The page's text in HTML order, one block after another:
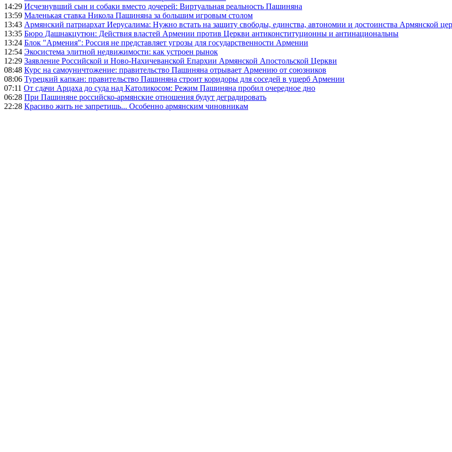
14:29 Исчезнувший сын и собаки вместо дочерей: Виртуальная реальность Пашиняна
13:59 Маленькая ставка Никола Пашиняна за большим игровым столом
13:43 Армянский патриархат Иерусалима: Нужно встать на защиту свободы, единства, автономии и достоинства Армянской
13:35 Бюро Дашнакцутюн: Действия властей Армении против Церкви антиконституционны и антинациональны
13:24 Блок "Армения": Россия не представляет угрозы для государственности Армении
12:54 Экосистема элитной недвижимости: как устроен рынок
12:29 Заявление Российской и Ново-Нахичеванской Епархии Армянской Апостольской Церкви
08:48 Курс на самоуничтожение: правительство Пашиняна отрывает Армению от союзников
08:06 Турецкий капкан: правительство Пашиняна строит коридоры для соседей в ущерб Армении
07:11 От сдачи Арцаха до суда над Католикосом: Режим Пашиняна пробил очередное дно
06:28 При Пашиняне российско-армянские отношения будут деградировать
22:28 Красиво жить не запретишь... Особенно армянским чиновникам